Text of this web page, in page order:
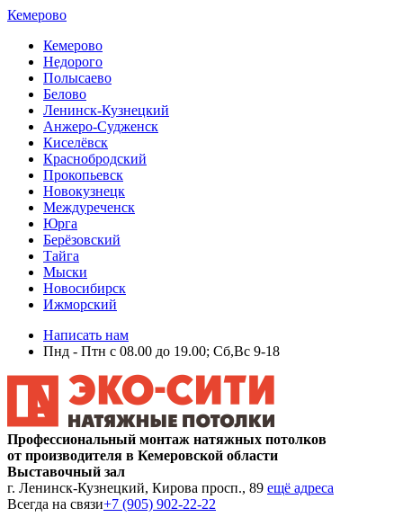
Кемерово
Кемерово
Недорого
Полысаево
Белово
Ленинск-Кузнецкий
Анжеро-Судженск
Киселёвск
Краснобродский
Прокопьевск
Новокузнецк
Междуреченск
Юрга
Берёзовский
Тайга
Мыски
Новосибирск
Ижморский
Написать нам
Пнд - Птн с 08.00 до 19.00; Сб,Вс 9-18
Профессиональный монтаж натяжных потолков
от производителя в Кемеровской области
Выставочный зал
г. Ленинск-Кузнецкий, Кирова просп., 89 ещё адреса
Всегда на связи+7 (905) 902-22-22